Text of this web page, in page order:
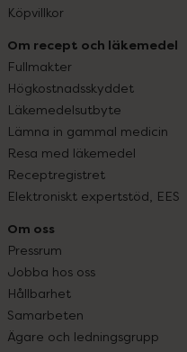
Köpvillkor
Om recept och läkemedel
Fullmakter
Högkostnadsskyddet
Läkemedelsutbyte
Lämna in gammal medicin
Resa med läkemedel
Receptregistret
Elektroniskt expertstöd, EES
Om oss
Pressrum
Jobba hos oss
Hållbarhet
Samarbeten
Ägare och ledningsgrupp